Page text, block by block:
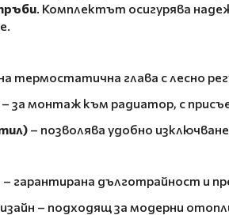
. Комплектът осигурява
термостатична глава с лесно
– за монтаж към радиатор, с
– позволява удобно
гарантирана дълготрайност и
– подходящ за модерни